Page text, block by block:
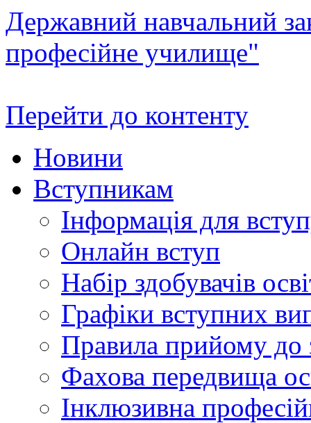
Державний навчальний
професійне училище"
Перейти до контенту
Новини
Вступникам
Інформація для
Онлайн вступ
Набір здобувачів
Графіки вступних
Правила прийому до
Фахова передвища
Інклюзивна